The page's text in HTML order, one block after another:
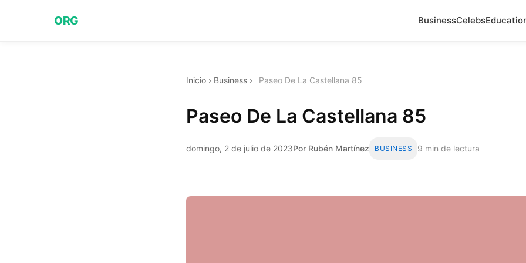
ORG BusinessCelebs
Inicio › Business › Paseo De La Castellana 85
Paseo De La Castellana 85
domingo, 2 de julio de 2023Por Rubén Martínez BUSINESS 9 min de lectura